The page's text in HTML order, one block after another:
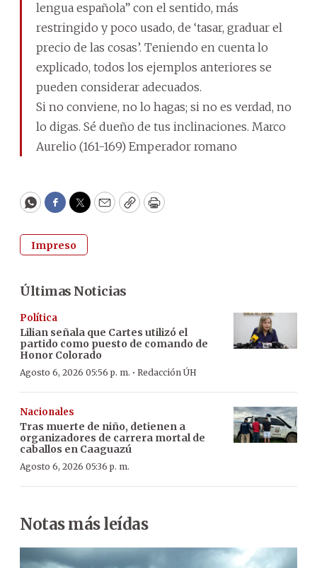
lengua española” con el sentido, más
restringido y poco usado, de ‘tasar, graduar el
precio de las cosas’. Teniendo en cuenta lo
explicado, todos los ejemplos anteriores se
pueden considerar adecuados.
Si no conviene, no lo hagas; si no es verdad, no
lo digas. Sé dueño de tus inclinaciones. Marco
Aurelio (161-169) Emperador romano
WhatsApp
Facebook
Twitter
EmailCopyPrint
Impreso
Últimas Noticias
Política
Lilian señala que Cartes utilizó el
partido como puesto de comando de
Honor Colorado
Agosto 6, 2026 05:56 p. m. · Redacción ÚH
Nacionales
Tras muerte de niño, detienen a
organizadores de carrera mortal de
caballos en Caaguazú
Agosto 6, 2026 05:36 p. m.
Notas más leídas